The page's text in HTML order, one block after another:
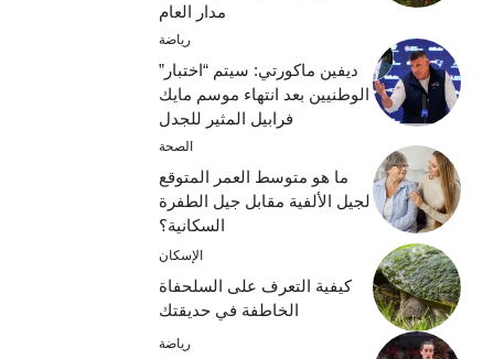
مدار العام
رياضة
ديفين ماكورتي: سيتم “اختبار”
الوطنيين بعد انتهاء موسم مايك
فرابيل المثير للجدل
الصحة
ما هو متوسط ​​العمر المتوقع
لجيل الألفية مقابل جيل الطفرة
السكانية؟
الإسكان
كيفية التعرف على السلحفاة
الخاطفة في حديقتك
رياضة